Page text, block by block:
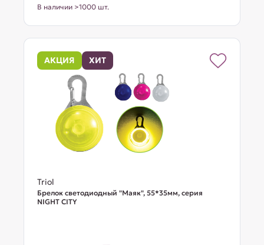
В наличии >1000 шт.
АКЦИЯ ХИТ
Triol
Брелок светодиодный "Маяк", 55*35мм, серия
NIGHT CITY